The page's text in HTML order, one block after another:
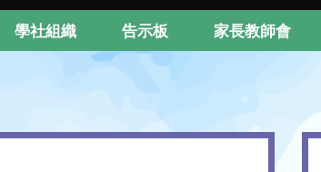
學社組織 告示板 家長教師會